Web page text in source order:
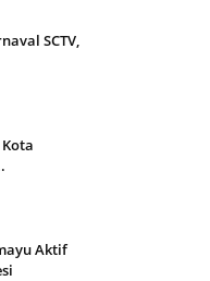
SCTV,
Aktif